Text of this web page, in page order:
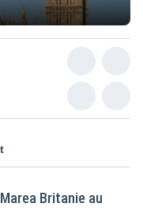
Britanie au